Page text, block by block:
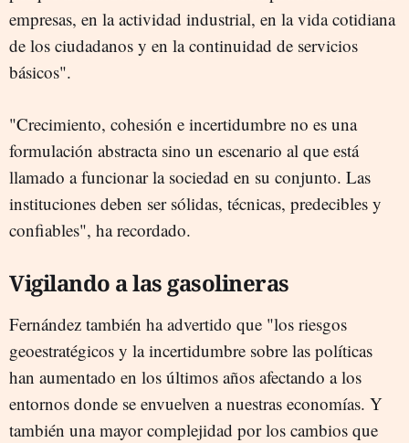
empresas, en la actividad industrial, en la vida cotidiana
de los ciudadanos y en la continuidad de servicios
básicos".
"Crecimiento, cohesión e incertidumbre no es una
formulación abstracta sino un escenario al que está
llamado a funcionar la sociedad en su conjunto. Las
instituciones deben ser sólidas, técnicas, predecibles y
confiables", ha recordado.
Vigilando a las gasolineras
Fernández también ha advertido que "los riesgos
geoestratégicos y la incertidumbre sobre las políticas
han aumentado en los últimos años afectando a los
entornos donde se envuelven a nuestras economías. Y
también una mayor complejidad por los cambios que